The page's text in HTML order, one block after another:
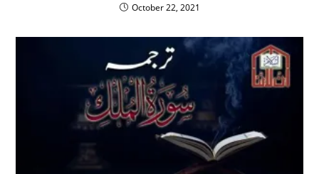
October 22, 2021